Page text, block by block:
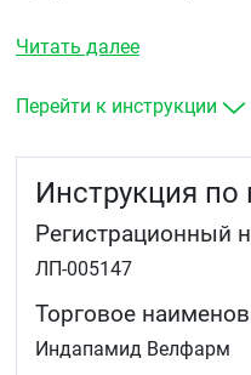
Читать далее
Перейти к инструкции
Инструкция
Регистрационный
ЛП-005147
Торговое
Индапамид Велфарм